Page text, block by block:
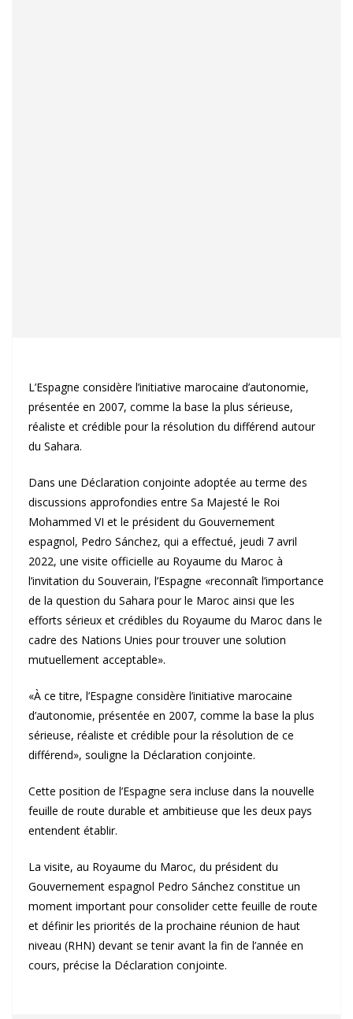
L’Espagne considère l’initiative marocaine d’autonomie,
présentée en 2007, comme la base la plus sérieuse,
réaliste et crédible pour la résolution du différend autour
du Sahara.
Dans une Déclaration conjointe adoptée au terme des
discussions approfondies entre Sa Majesté le Roi
Mohammed VI et le président du Gouvernement
espagnol, Pedro Sánchez, qui a effectué, jeudi 7 avril
2022, une visite officielle au Royaume du Maroc à
l’invitation du Souverain, l’Espagne «reconnaît l’importance
de la question du Sahara pour le Maroc ainsi que les
efforts sérieux et crédibles du Royaume du Maroc dans le
cadre des Nations Unies pour trouver une solution
mutuellement acceptable».
«À ce titre, l’Espagne considère l’initiative marocaine
d’autonomie, présentée en 2007, comme la base la plus
sérieuse, réaliste et crédible pour la résolution de ce
différend», souligne la Déclaration conjointe.
Cette position de l’Espagne sera incluse dans la nouvelle
feuille de route durable et ambitieuse que les deux pays
entendent établir.
La visite, au Royaume du Maroc, du président du
Gouvernement espagnol Pedro Sánchez constitue un
moment important pour consolider cette feuille de route
et définir les priorités de la prochaine réunion de haut
niveau (RHN) devant se tenir avant la fin de l’année en
cours, précise la Déclaration conjointe.